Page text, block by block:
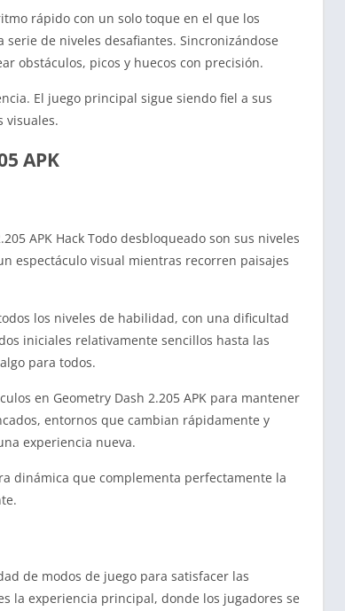
rápido con un solo toque en el que los
de niveles desafiantes. Sincronizándose
obstáculos, picos y huecos con precisión.
El juego principal sigue siendo fiel a sus
visuales.
APK
APK Hack Todo desbloqueado son sus niveles
espectáculo visual mientras recorren paisajes
los niveles de habilidad, con una dificultad
iniciales relativamente sencillos hasta las
para todos.
en Geometry Dash 2.205 APK para mantener
entornos que cambian rápidamente y
experiencia nueva.
dinámica que complementa perfectamente la
de modos de juego para satisfacer las
la experiencia principal, donde los jugadores se